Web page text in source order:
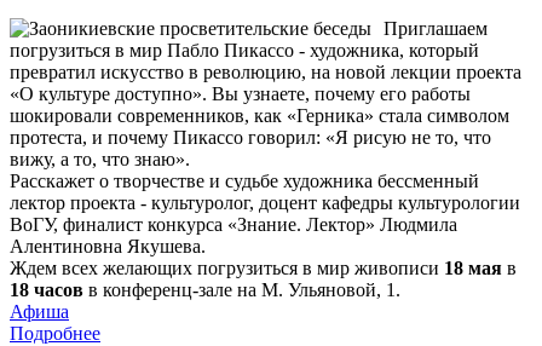
Приглашаем
погрузиться в мир Пабло Пикассо - художника, который
превратил искусство в революцию, на новой лекции проекта
«О культуре доступно». Вы узнаете, почему его работы
шокировали современников, как «Герника» стала символом
протеста, и почему Пикассо говорил: «Я рисую не то, что
вижу, а то, что знаю».
Расскажет о творчестве и судьбе художника бессменный
лектор проекта - культуролог, доцент кафедры культурологии
ВоГУ, финалист конкурса «Знание. Лектор» Людмила
Алентиновна Якушева.
Ждем всех желающих погрузиться в мир живописи 18 мая в
18 часов в конференц-зале на М. Ульяновой, 1.
Афиша
Подробнее